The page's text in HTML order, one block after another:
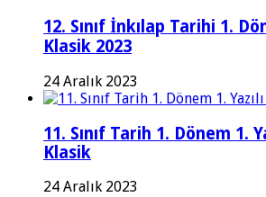
12. Sınıf İnkılap Tarihi 1.
Klasik 2023
24 Aralık 2023
11. Sınıf Tarih 1. Dönem 1.
Klasik
24 Aralık 2023